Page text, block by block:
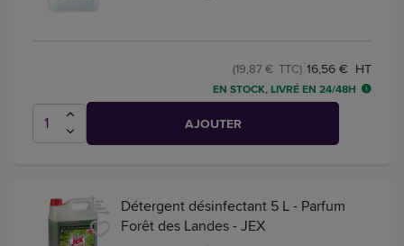
16,56 € HT
(19,87 € TTC)
EN STOCK, LIVRÉ EN 24/48H
AJOUTER
Détergent désinfectant 5 L - Parfum
Forêt des Landes - JEX